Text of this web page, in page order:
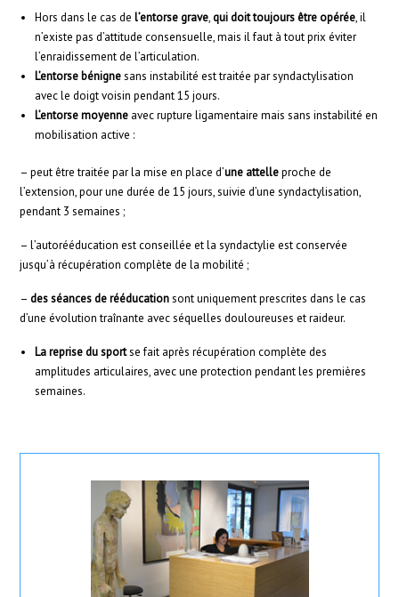
Hors dans le cas del’entorse grave, qui doit toujours être opérée, il
n’existe pas d’attitude consensuelle, mais il faut à tout prix éviter
l’enraidissement de l’articulation.
L’entorse bénignesans instabilité est traitée par syndactylisation
avec le doigt voisin pendant 15 jours.
L’entorse moyenne avec rupture ligamentaire mais sans instabilité en
mobilisation active :
– peut être traitée par la mise en place d’une attelleproche de
l’extension, pour une durée de 15 jours, suivie d’une syndactylisation,
pendant 3 semaines ;
– l’autorééducation est conseillée et la syndactylie est conservée
jusqu’à récupération complète de la mobilité ;
–des séances de rééducationsont uniquement prescrites dans le cas
d’une évolution traînante avec séquelles douloureuses et raideur.
La reprise du sportse fait après récupération complète des
amplitudes articulaires, avec une protection pendant les premières
semaines.